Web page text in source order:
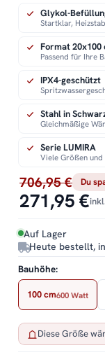
706,95 € Du
271,95 €
Auf Lager
Heute bestellt, in
Glykol-
Startklar,
Format 20x100
Passend für Ihre
IPX4-geschützt
Stahl in
Gleichmäßige
Serie LUMIRA
Viele Größen und
Bauhöhe:
100 cm600 Watt
Diese Größe